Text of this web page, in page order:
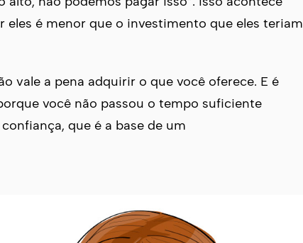
eles é menor que o investimento que eles teriam
vale a pena adquirir o que você oferece. E é
você não passou o tempo suficiente
que é a base de um